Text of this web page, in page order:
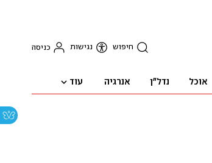
חיפוש נגישות כניסה
אוכל נדל"ן אנרגיה עוד